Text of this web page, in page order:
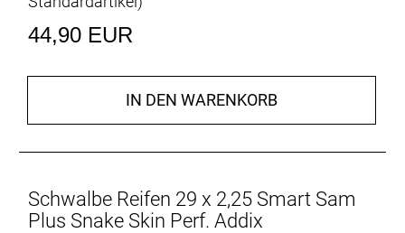
44,90 EUR
IN DEN WARENKORB
Schwalbe Reifen 29 x 2,25 Smart Sam
Plus Snake Skin Perf. Addix